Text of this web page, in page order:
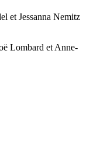
et Jessanna Nemitz
Lombard et Anne-